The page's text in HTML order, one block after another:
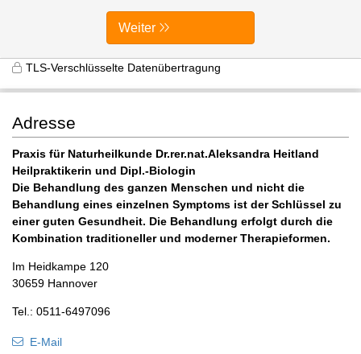
Weiter
TLS-Verschlüsselte Datenübertragung
Adresse
Praxis für Naturheilkunde Dr.rer.nat.Aleksandra Heitland
Heilpraktikerin und Dipl.-Biologin
Die Behandlung des ganzen Menschen und nicht die
Behandlung eines einzelnen Symptoms ist der Schlüssel zu
einer guten Gesundheit. Die Behandlung erfolgt durch die
Kombination traditioneller und moderner Therapieformen.
Im Heidkampe 120
30659 Hannover
Tel.: 0511-6497096
E-Mail